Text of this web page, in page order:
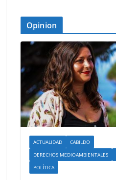
Opinion
ACTUALIDAD
CABILDO
DERECHOS MEDIOAMBIENTALES
POLÍTICA